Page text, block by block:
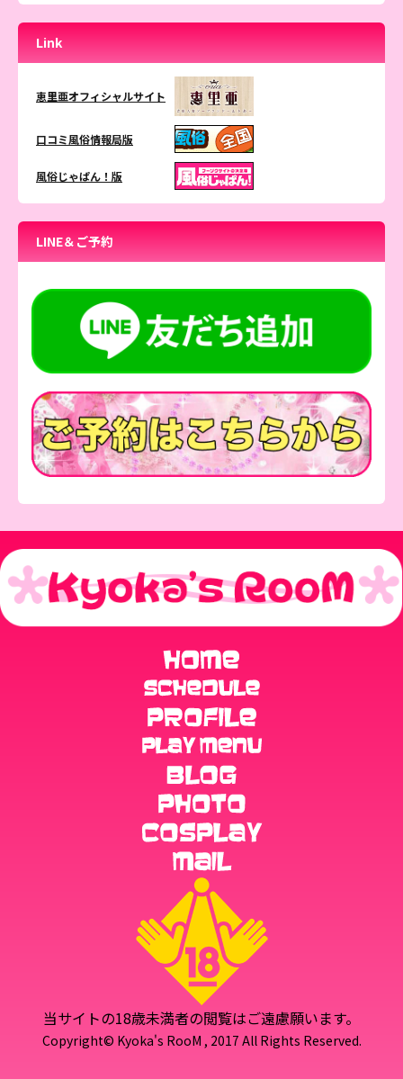
Link
恵里亜オフィシャルサイト
口コミ風俗情報局版
風俗じゃぱん！版
LINE＆ご予約
当サイトの18歳未満者の閲覧はご遠慮願います。
Copyright© Kyoka's RooM , 2017 All Rights Reserved.